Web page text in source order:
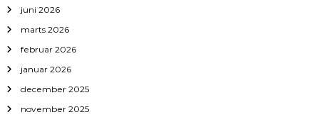
n
juni 2026
marts 2026
februar 2026
januar 2026
december 2025
november 2025